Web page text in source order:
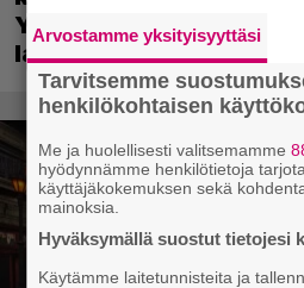
Yhdysvalloissa pelejä
latauskoodin
Arvostamme yksityisyyttäsi
Tarvitsemme
henkilökohtaisen
Me ja huolellisesti valitsemamme
hyödynnämme henkilötietoja
käyttäjäkokemuksen sekä
mainoksia.
Hyväksymällä suostut tietojesi
Käytämme laitetunnisteita ja